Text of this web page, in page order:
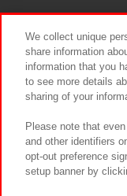
We collect unique
share information
information that you
to see more details
sharing of your
Please note that
and other identifiers
opt-out preference
setup banner by